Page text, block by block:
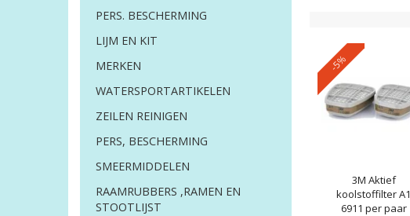
PERS. BESCHERMING
LIJM EN KIT
MERKEN
WATERSPORTARTIKELEN
ZEILEN REINIGEN
PERS, BESCHERMING
SMEERMIDDELEN
RAAMRUBBERS ,RAMEN EN
STOOTLIJST
-5%
3M Aktief
koolstoffilter A1
6911 per paar